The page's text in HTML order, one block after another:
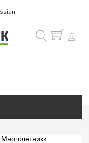
Многолетники